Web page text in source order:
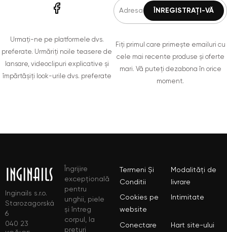
Urmați-ne pe platformele dvs.
preferate. Urmăriți noile teasere de
lansare, videoclipuri explicative și
împărtășiți look-urile dvs. preferate
Fiți primul care primește emailuri cu
cele mai recente produse și oferte
mari. Vă puteți dezabona în orice
moment.
Inginails s.r.o.
Starozagorská
6
040 23
Îngrijire
excepțională
pentru
unghii, piele
și întreg
corpul, la
prețuri
Termeni Și
Conditii
Modalități de
livrare
Cookies pe
website
Intimitate
Conectare Hart site-ului